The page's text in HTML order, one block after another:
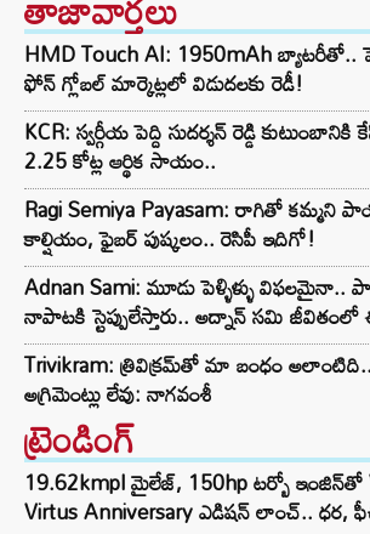
HMD Touch AI: 1950mAh
ఫోన్ గ్లోబల్ మార్కెట్లలో విడుదలకు రెడీ!
KCR: స్వర్గీయ పెద్ది సుదర్శన్ రెడ్డి
2.25 కోట్ల ఆర్థిక సాయం..
Ragi Semiya Payasam: రాగితో కమ్మని
కాల్షియం, ఫైబర్ పుష్కలం.. రెసిపీ ఇదిగో!
Adnan Sami: మూడు పెళ్ళిళ్ళు విఫలమైనా..
నాపాటకి స్టెప్పులేస్తారు.. అద్నాన్ సమి జీవితంలో
Trivikram: త్రివిక్రమ్‌తో మా బంధం
అగ్రిమెంట్లు లేవు: నాగవంశీ
ట్రెండింగ్‌
19.62kmpl మైలేజ్, 150hp టర్బో ఇంజిన్‌తో
Virtus Anniversary ఎడిషన్ లాంచ్.. ధర,